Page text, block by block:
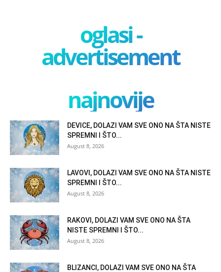
oglasi -
advertisement
najnovije
DEVICE, DOLAZI VAM SVE ONO NA ŠTA NISTE
SPREMNI I ŠTO...
August 8, 2026
LAVOVI, DOLAZI VAM SVE ONO NA ŠTA NISTE
SPREMNI I ŠTO...
August 8, 2026
RAKOVI, DOLAZI VAM SVE ONO NA ŠTA
NISTE SPREMNI I ŠTO...
August 8, 2026
BLIZANCI, DOLAZI VAM SVE ONO NA ŠTA